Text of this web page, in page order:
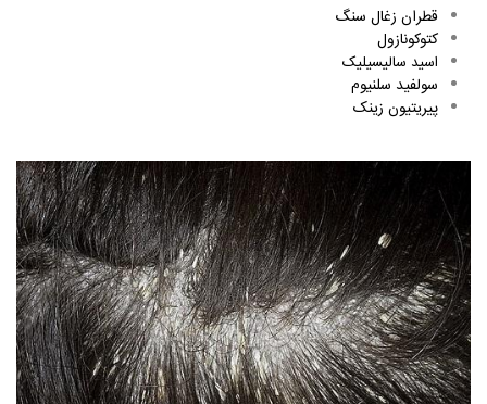
قطران زغال سنگ
کتوکونازول
اسید سالیسیلیک
سولفید سلنیوم
پیریتیون زینک